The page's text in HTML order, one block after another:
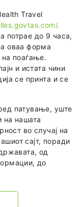
Travel
.
потрае до 9 часа,
оваа форма
поаѓање.
и истата чини
се принта и се
патување, уште
на нашата
во случај на
сајт, поради
од
до